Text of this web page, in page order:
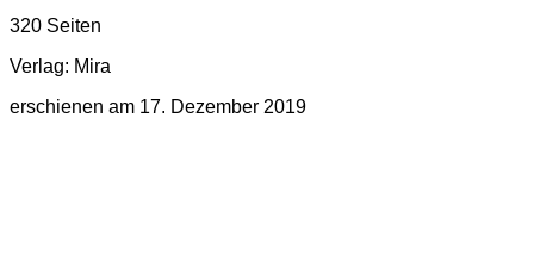
320 Seiten
Verlag: Mira
erschienen am 17. Dezember 2019